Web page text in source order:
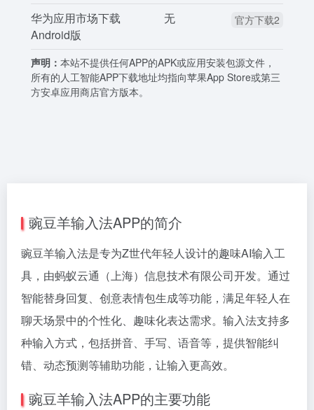
华为应用市场下载
Android版
无 官方下载2
声明： 本站不提供任何APP的APK或应用安装包源文件，
所有的人工智能APP下载地址均指向苹果App Store或第三
方安卓应用商店官方版本。
豌豆羊输入法APP的简介
豌豆羊输入法是专为Z世代年轻人设计的趣味AI输入工
具，由蚂蚁云通（上海）信息技术有限公司开发。通过
智能替身回复、创意表情包生成等功能，满足年轻人在
聊天场景中的个性化、趣味化表达需求。输入法支持多
种输入方式，包括拼音、手写、语音等，提供智能纠
错、动态预测等辅助功能，让输入更高效。
豌豆羊输入法APP的主要功能